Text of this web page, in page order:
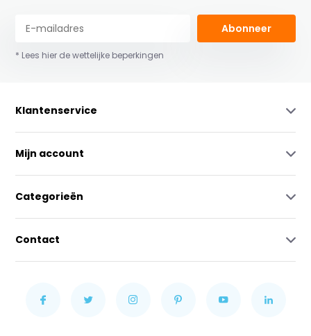
Abonneer
* Lees hier de wettelijke beperkingen
Klantenservice
Mijn account
Categorieën
Contact